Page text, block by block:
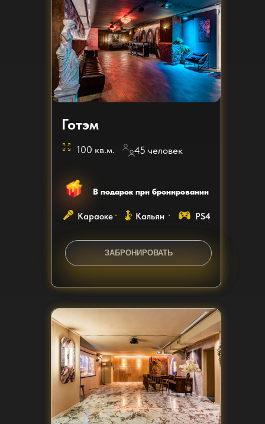
Готэм
100 кв.м. 45 человек
Караоке Кальян PS4
В подарок при бронировании
ЗАБРОНИРОВАТЬ
ЗАКАЗАТЬ ЗВОНОК
ЗАКАЗАТЬ ЗВОНОК